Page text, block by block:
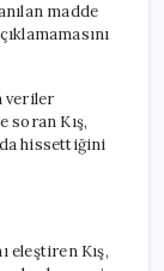
madde
veriler
soran Kış,
hissettiğini
eleştiren Kış,